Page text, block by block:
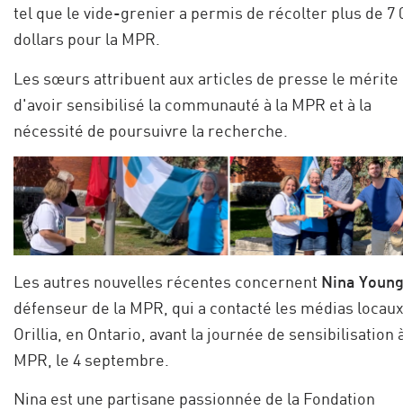
tel que le vide-grenier a permis de récolter plus de 7
dollars pour la MPR.
Les sœurs attribuent aux articles de presse le mérite
d'avoir sensibilisé la communauté à la MPR et à la
nécessité de poursuivre la recherche.
Les autres nouvelles récentes concernent Nina
défenseur de la MPR, qui a contacté les médias
Orillia, en Ontario, avant la journée de sensibilisation
MPR, le 4 septembre.
Nina est une partisane passionnée de la Fondation